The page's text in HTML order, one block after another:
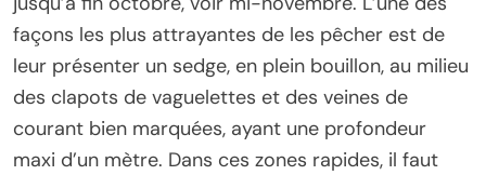
façons les plus attrayantes de les pêcher est de
leur présenter un sedge, en plein bouillon, au milieu
des clapots de vaguelettes et des veines de
courant bien marquées, ayant une profondeur
maxi d’un mètre. Dans ces zones rapides, il faut